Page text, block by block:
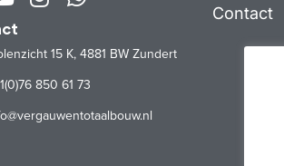
15 K, 4881 BW Zundert
850 61 73
Contact